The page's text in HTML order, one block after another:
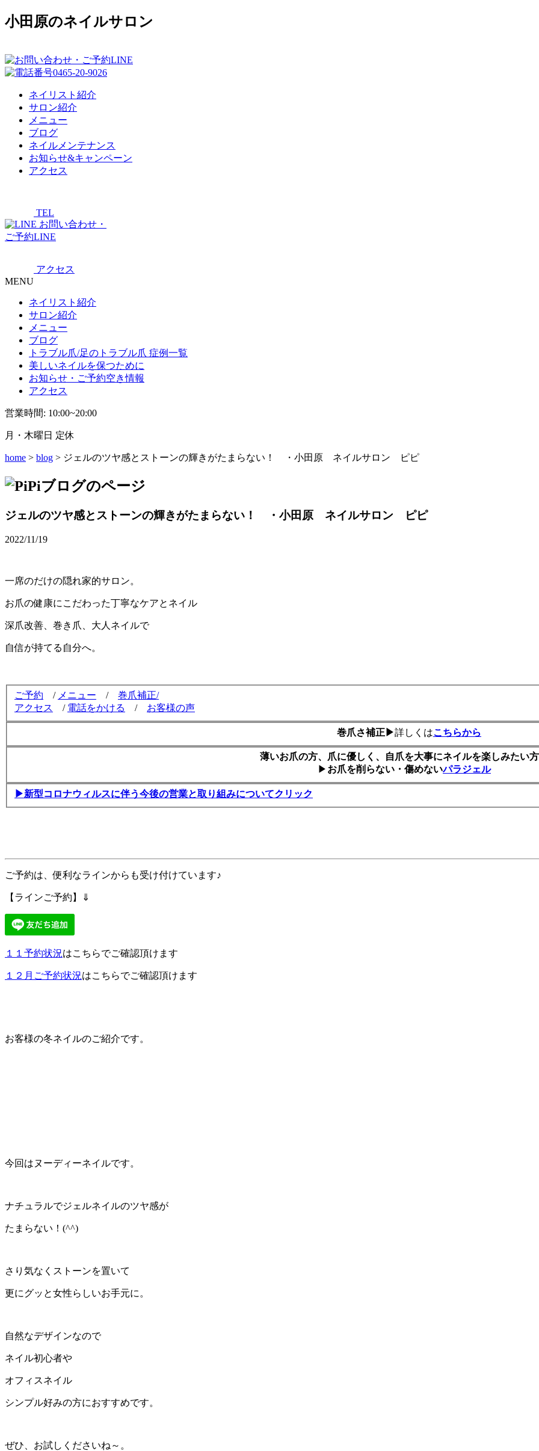
小田原のネイルサロン
ネイリスト紹介
サロン紹介
メニュー
ブログ
ネイルメンテナンス
お知らせ&キャンペーン
アクセス
TEL
お問い合わせ・
ご予約LINE
アクセス
MENU
ネイリスト紹介
サロン紹介
メニュー
ブログ
トラブル爪/足のトラブル爪 症例一覧
美しいネイルを保つために
お知らせ・ご予約空き情報
アクセス
営業時間: 10:00~20:00
月・木曜日 定休
home > blog > ジェルのツヤ感とストーンの輝きがたまらない！ ・小田原 ネイルサロン ピピ
ジェルのツヤ感とストーンの輝きがたまらない！ ・小田原 ネイルサロン ピピ
2022/11/19
一席のだけの隠れ家的サロン。
お爪の健康にこだわった丁寧なケアとネイル
深爪改善、巻き爪、大人ネイルで
自信が持てる自分へ。
ご予約 / メニュー / 巻爪補正/
アクセス
/ 電話をかける / お客様の声
巻爪さ補正▶詳しくはこちらから
薄いお爪の方、爪に優しく、自爪を大事にネイルを楽しみたい
▶ お爪を削らない・傷めないパラジェル
▶新型コロナウィルスに伴う今後の営業と取り組みについてクリック
ご予約は、便利なラインからも受け付けています♪
【ラインご予約】⇓
１１予約状況はこちらでご確認頂けます
１２ 月ご予約状況はこちらでご確認頂けます
お客様の冬ネイルのご紹介です。
今回はヌーディーネイルです。
ナチュラルでジェルネイルのツヤ感が
たまらない！(^^)
さり気なくストーンを置いて
更にグッと女性らしいお手元に。
自然なデザインなので
ネイル初心者や
オフィスネイル
シンプル好みの方におすすめです。
ぜひ、お試しくださいね～。